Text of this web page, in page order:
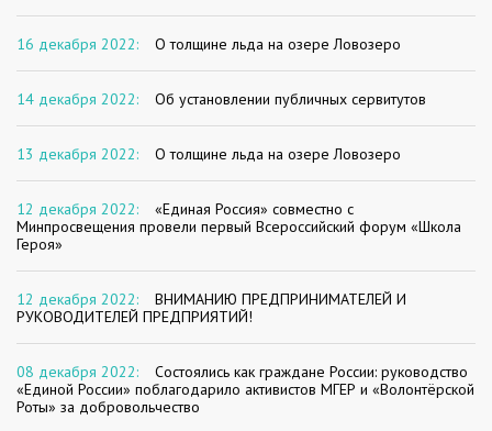
16 декабря 2022: О толщине льда на озере Ловозеро
14 декабря 2022: Об установлении публичных сервитутов
13 декабря 2022: О толщине льда на озере Ловозеро
12 декабря 2022:
«Единая Россия» совместно с
Минпросвещения провели первый Всероссийский форум «Школа
Героя»
12 декабря 2022:
ВНИМАНИЮ ПРЕДПРИНИМАТЕЛЕЙ И
РУКОВОДИТЕЛЕЙ ПРЕДПРИЯТИЙ!
08 декабря 2022:
Состоялись как граждане России: руководство
«Единой России» поблагодарило активистов МГЕР и «Волонтёрской
Роты» за добровольчество